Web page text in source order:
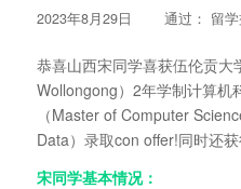
2023年8月29日 通过： 留
恭喜山西宋同学喜获伍伦贡大
Wollongong）2年学制计算机
（Master of Computer
Data）录取con offer!同时还
宋同学基本情况：